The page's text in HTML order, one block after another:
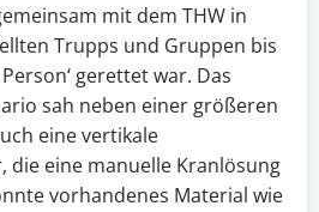
mit dem THW in
Trupps und Gruppen bis
gerettet war. Das
sah neben einer größeren
eine vertikale
die eine manuelle Kranlösung
vorhandenes Material wie